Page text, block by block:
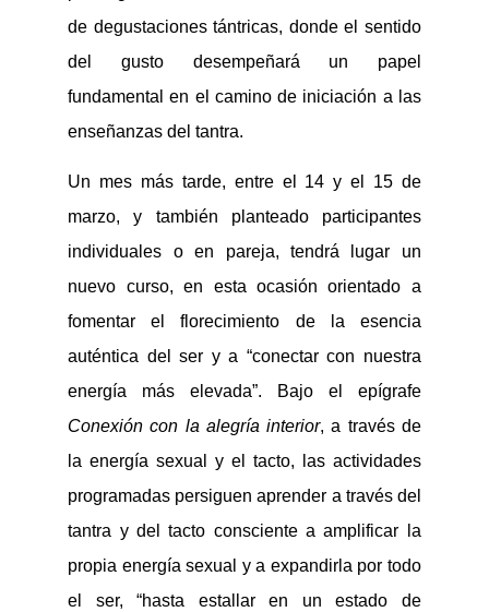
de degustaciones tántricas, donde el sentido
del gusto desempeñará un papel
fundamental en el camino de iniciación a las
enseñanzas del tantra.
Un mes más tarde, entre el 14 y el 15 de
marzo, y también planteado participantes
individuales o en pareja, tendrá lugar un
nuevo curso, en esta ocasión orientado a
fomentar el florecimiento de la esencia
auténtica del ser y a “conectar con nuestra
energía más elevada”. Bajo el epígrafe
Conexión con la alegría interior, a través de
la energía sexual y el tacto, las actividades
programadas persiguen aprender a través del
tantra y del tacto consciente a amplificar la
propia energía sexual y a expandirla por todo
el ser, “hasta estallar en un estado de